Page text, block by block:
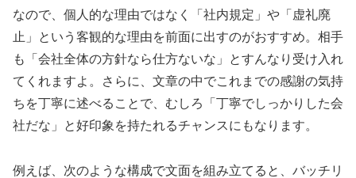
なので、個人的な理由ではなく「社内規定」や「虚礼廃
止」という客観的な理由を前面に出すのがおすすめ。相手
も「会社全体の方針なら仕方ないな」とすんなり受け入れ
てくれますよ。さらに、文章の中でこれまでの感謝の気持
ちを丁寧に述べることで、むしろ「丁寧でしっかりした会
社だな」と好印象を持たれるチャンスにもなります。
例えば、次のような構成で文面を組み立てると、バッチリ